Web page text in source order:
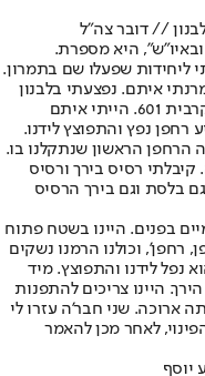
// דובר צה"ל
היא מספרת.
ליחידות שפעלו שם בתמרון.
איתם. נפצעתי בלבנון
לפני חודש ומשהו. חברתי לגדוד ההנדסה הקרבית 601. הייתי איתם
נפץ והתפוצץ לידנו.
הרחפן הראשון שנתקלנו בו.
רסיס בירך ורסיס
בלסת וגם בירך הרסיס
בפנים. היינו בשטח פתוח
רחפן', וכולנו הרמנו נשקים
נפל לידנו והתפוצץ. מיד
היינו צריכים להתפנות
ארוכה. שני חבר'ה עזרו לי
לאחר מכן להאמר
יוסף